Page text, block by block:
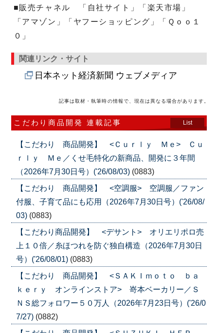
■販売チャネル 「自社サイト」「楽天市場」
「アマゾン」「ヤフーショッピング」「Ｑｏｏ１
０」
関連リンク・サイト
日本ネット経済新聞 ウェブメディア
記事は取材・執筆時の情報で、現在は異なる場合があります。
こだわり商品開発 連載記事 List
【こだわり 商品開発】 <Ｃｕｒｌｙ Ｍｅ> Ｃｕ
ｒｌｙ Ｍｅ／くせ毛特化の新商品、開発に３年間
（2026年7月30日号）('26/08/03) (0883)
【こだわり 商品開発】 <空調服> 空調服／ファン
付服、子育て品にも応用（2026年7月30日号）('26/08/
03) (0883)
【こだわり商品開発】 <デサント> オリエリポロ売
上１０倍／糸ほつれを防ぐ独自構造（2026年7月30日
号）('26/08/01) (0883)
【こだわり 商品開発】 <ＳＡＫＩｍｏｔｏ ｂａ
ｋｅｒｙ オンラインストア> 嵜本ベーカリー／Ｓ
ＮＳ総フォロワー５０万人（2026年7月23日号）('26/0
7/27) (0882)